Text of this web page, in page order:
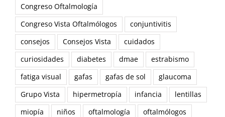
Congreso Oftalmología
Congreso Vista Oftalmólogos
conjuntivitis
consejos
Consejos Vista
cuidados
curiosidades
diabetes dmae
estrabismo
fatiga visual
gafas gafas de sol
glaucoma
Grupo Vista
hipermetropía infancia
lentillas
miopía
niños oftalmología
oftalmólogos